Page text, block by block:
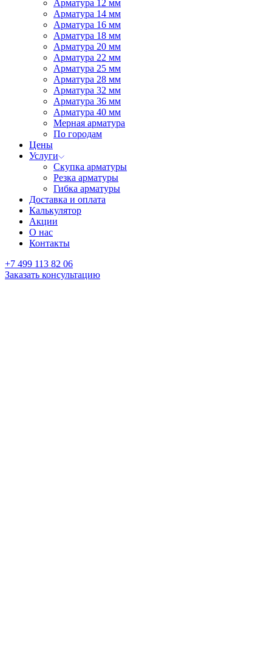
Арматура 12 мм
Арматура 14 мм
Арматура 16 мм
Арматура 18 мм
Арматура 20 мм
Арматура 22 мм
Арматура 25 мм
Арматура 28 мм
Арматура 32 мм
Арматура 36 мм
Арматура 40 мм
Мерная арматура
По городам
Цены
Услуги
Скупка арматуры
Резка арматуры
Гибка арматуры
Доставка и оплата
Калькулятор
Акции
О нас
Контакты
+7 499 113 82 06
Заказать консультацию